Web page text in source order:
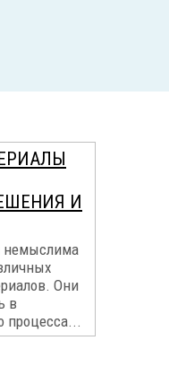
И
немыслима
Они
в
процесса...